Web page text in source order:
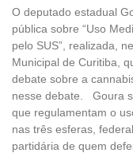
O deputado estadual
pública sobre “Uso
pelo SUS”, realizada,
Municipal de Curitiba,
debate sobre a
nesse debate. Goura
que regulamentam o
nas três esferas,
partidária de quem